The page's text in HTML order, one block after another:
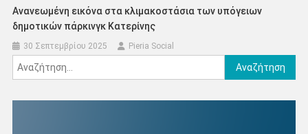
Ανανεωμένη εικόνα στα κλιμακοστάσια των υπόγειων
δημοτικών πάρκινγκ Κατερίνης
30 Σεπτεμβρίου 2025 Pieria Social
Αναζήτηση
για: